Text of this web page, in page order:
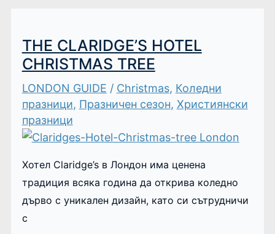
THE CLARIDGE’S HOTEL
CHRISTMAS TREE
LONDON GUIDE / Christmas, Коледни
празници, Празничен сезон, Християнски
празници
Хотел Claridge’s в Лондон има ценена
традиция всяка година да открива коледно
дърво с уникален дизайн, като си сътрудничи
с